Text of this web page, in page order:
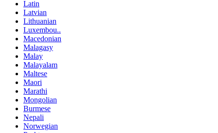
Latin
Latvian
Lithuanian
Luxembou..
Macedonian
Malagasy
Malay
Malayalam
Maltese
Maori
Marathi
Mongolian
Burmese
Nepali
Norwegian